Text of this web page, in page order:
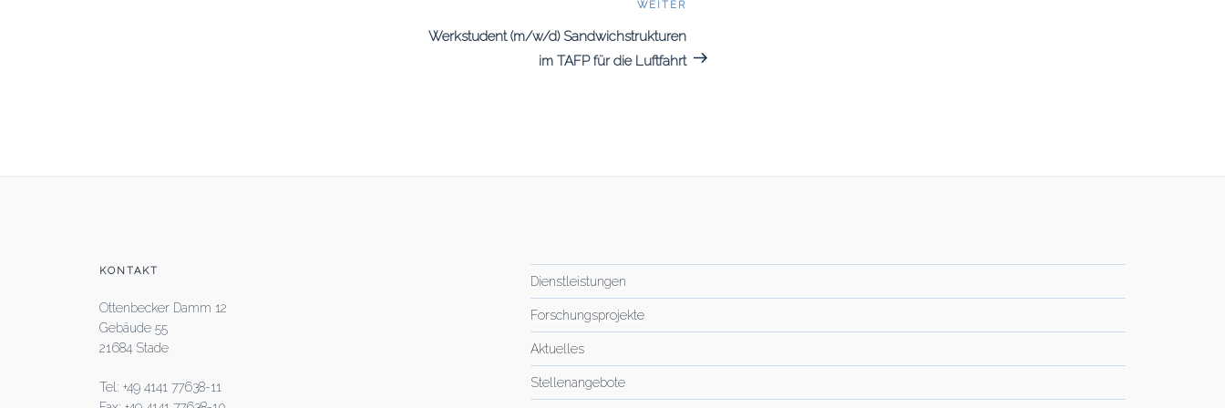
Beitrag
WEITER
Werkstudent (m/w/d) Sandwichstrukturen
im TAFP für die Luftfahrt
KONTAKT
Ottenbecker Damm 12
Gebäude 55
21684 Stade
Tel: +49 4141 77638-11
Dienstleistungen
Forschungsprojekte
Aktuelles
Stellenangebote